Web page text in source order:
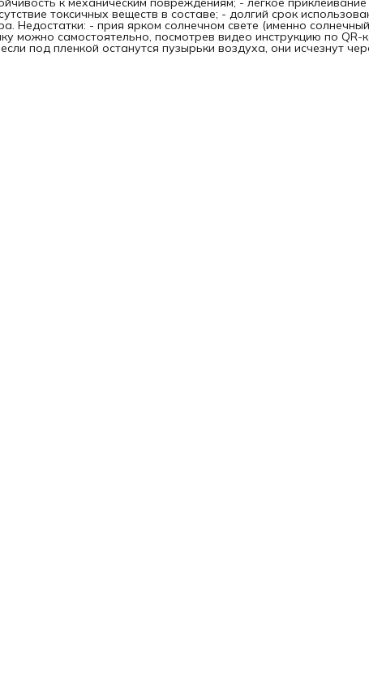
токсичных веществ в составе; - долгий срок
Недостатки: - прия ярком солнечном свете (именно
можно самостоятельно, посмотрев видео инструкцию по QR-
под пленкой останутся пузырьки воздуха, они исчезнут